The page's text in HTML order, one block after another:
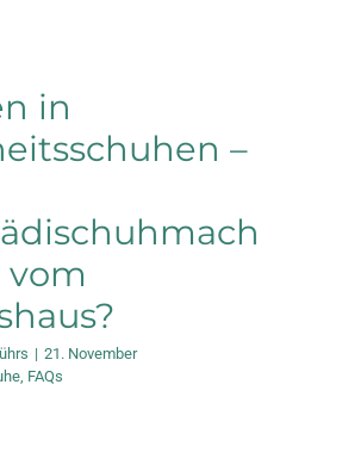
in
–
vom
| 21. November
FAQs